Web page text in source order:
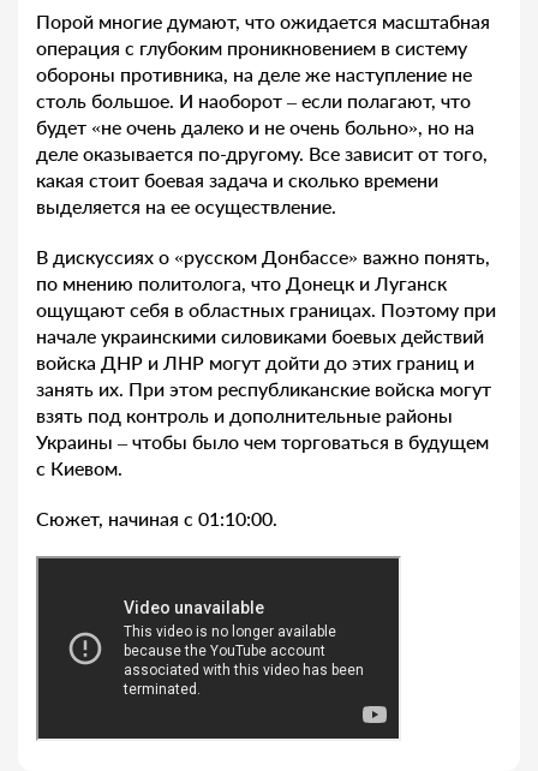
Порой многие думают, что ожидается масштабная
операция с глубоким проникновением в систему
обороны противника, на деле же наступление не
столь большое. И наоборот – если полагают, что
будет «не очень далеко и не очень больно», но на
деле оказывается по-другому. Все зависит от того,
какая стоит боевая задача и сколько времени
выделяется на ее осуществление.
В дискуссиях о «русском Донбассе» важно понять,
по мнению политолога, что Донецк и Луганск
ощущают себя в областных границах. Поэтому при
начале украинскими силовиками боевых действий
войска ДНР и ЛНР могут дойти до этих границ и
занять их. При этом республиканские войска могут
взять под контроль и дополнительные районы
Украины – чтобы было чем торговаться в будущем
с Киевом.
Сюжет, начиная с 01:10:00.